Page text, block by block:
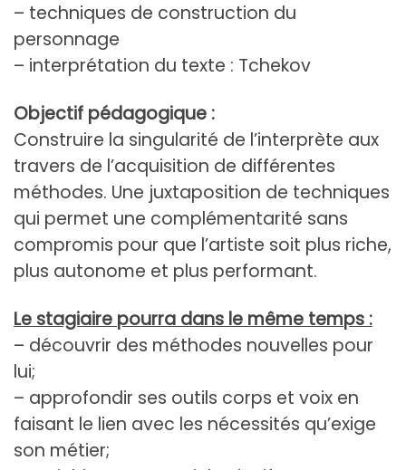
– techniques de construction du
personnage
– interprétation du texte : Tchekov
Objectif pédagogique :
Construire la singularité de l’interprète aux
travers de l’acquisition de différentes
méthodes. Une juxtaposition de techniques
qui permet une complémentarité sans
compromis pour que l’artiste soit plus riche,
plus autonome et plus performant.
Le stagiaire pourra dans le même temps :
– découvrir des méthodes nouvelles pour
lui;
– approfondir ses outils corps et voix en
faisant le lien avec les nécessités qu’exige
son métier;